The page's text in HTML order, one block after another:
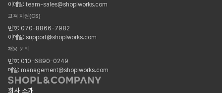
이메일: team-sales@shoplworks.com
고객 지원(CS)
번호: 070-8866-7982
이메일: support@shoplworks.com
채용 문의
번호: 010-6890-0249
메일: management@shoplworks.com
회사 소개